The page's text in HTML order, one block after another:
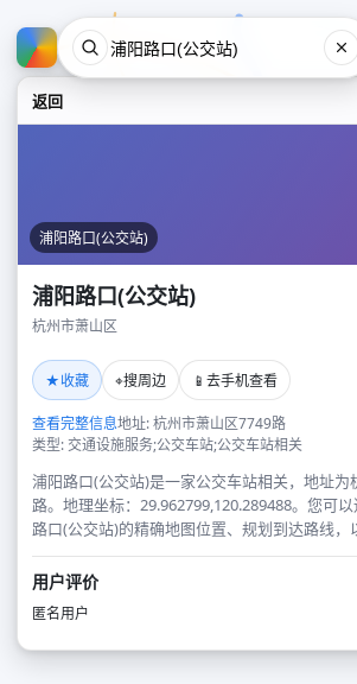
返回
浦阳路口(公交站)
浦阳路口(公交站)
杭州市萧山区
★收藏 ⌖搜周边 📱 去手机查看
查看完整信息地址: 杭州市萧山区7749路
类型: 交通设施服务;公交车站;公交车站相关
浦阳路口(公交站)是一家公交车站相关，地址为
路。地理坐标：29.962799,120.289488。您可
路口(公交站)的精确地图位置、规划到达路线，
用户评价
匿名用户